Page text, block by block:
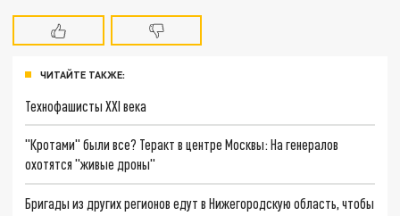
ЧИТАЙТЕ ТАКЖЕ:
Технофашисты XXI века
"Кротами" были все? Теракт в центре Москвы: На генералов
охотятся "живые дроны"
Бригады из других регионов едут в Нижегородскую область, чтобы